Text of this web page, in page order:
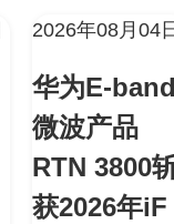
2026年08月04
华为E-
微波产品
RTN 3800
获2026年iF